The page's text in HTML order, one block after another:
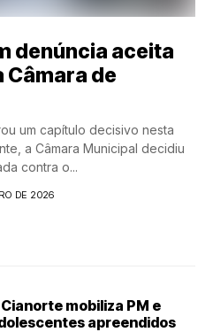
denúncia aceita
Câmara de
um capítulo decisivo nesta
a Câmara Municipal decidiu
contra o...
DE 2026
mobiliza PM e
apreendidos